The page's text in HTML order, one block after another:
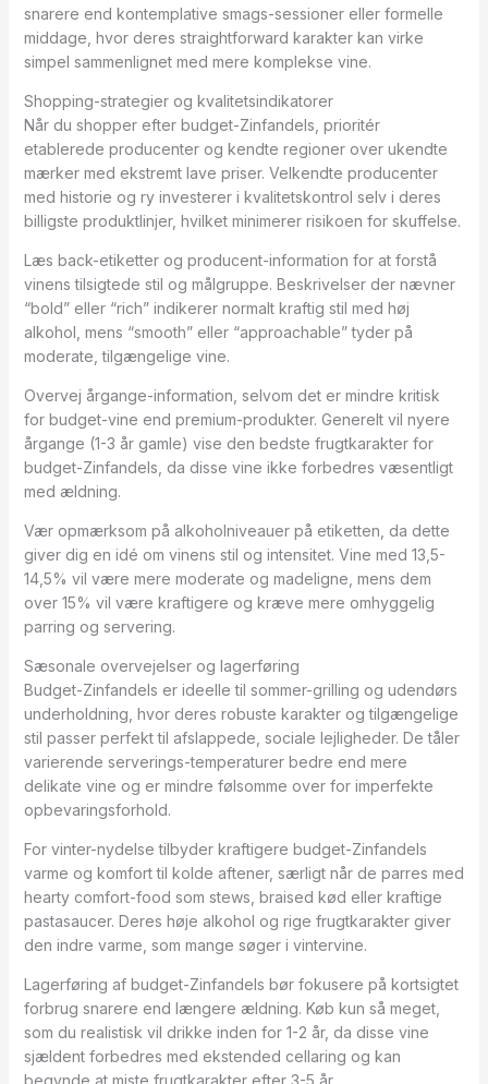
snarere end kontemplative smags-sessioner eller formelle
middage, hvor deres straightforward karakter kan virke
simpel sammenlignet med mere komplekse vine.
Shopping-strategier og kvalitetsindikatorer
Når du shopper efter budget-Zinfandels, prioritér
etablerede producenter og kendte regioner over ukendte
mærker med ekstremt lave priser. Velkendte producenter
med historie og ry investerer i kvalitetskontrol selv i deres
billigste produktlinjer, hvilket minimerer risikoen for skuffelse.
Læs back-etiketter og producent-information for at forstå
vinens tilsigtede stil og målgruppe. Beskrivelser der nævner
“bold” eller “rich” indikerer normalt kraftig stil med høj
alkohol, mens “smooth” eller “approachable” tyder på
moderate, tilgængelige vine.
Overvej årgange-information, selvom det er mindre kritisk
for budget-vine end premium-produkter. Generelt vil nyere
årgange (1-3 år gamle) vise den bedste frugtkarakter for
budget-Zinfandels, da disse vine ikke forbedres væsentligt
med ældning.
Vær opmærksom på alkoholniveauer på etiketten, da dette
giver dig en idé om vinens stil og intensitet. Vine med 13,5-
14,5% vil være mere moderate og madeligne, mens dem
over 15% vil være kraftigere og kræve mere omhyggelig
parring og servering.
Sæsonale overvejelser og lagerføring
Budget-Zinfandels er ideelle til sommer-grilling og udendørs
underholdning, hvor deres robuste karakter og tilgængelige
stil passer perfekt til afslappede, sociale lejligheder. De tåler
varierende serverings-temperaturer bedre end mere
delikate vine og er mindre følsomme over for imperfekte
opbevaringsforhold.
For vinter-nydelse tilbyder kraftigere budget-Zinfandels
varme og komfort til kolde aftener, særligt når de parres med
hearty comfort-food som stews, braised kød eller kraftige
pastasaucer. Deres høje alkohol og rige frugtkarakter giver
den indre varme, som mange søger i vintervine.
Lagerføring af budget-Zinfandels bør fokusere på kortsigtet
forbrug snarere end længere ældning. Køb kun så meget,
som du realistisk vil drikke inden for 1-2 år, da disse vine
sjældent forbedres med ekstended cellaring og kan
begynde at miste frugtkarakter efter 3-5 år.